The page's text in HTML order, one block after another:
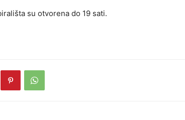
su otvorena do 19 sati.